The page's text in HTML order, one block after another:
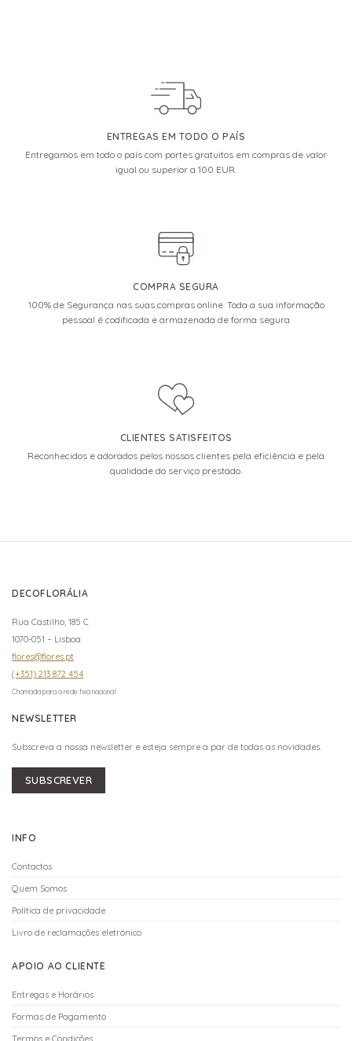
ENTREGAS EM TODO O PAÍS
Entregamos em todo o país com portes gratuitos em compras de valor
igual ou superior a 100 EUR.
COMPRA SEGURA
100% de Segurança nas suas compras online. Toda a sua informação
pessoal é codificada e armazenada de forma segura
CLIENTES SATISFEITOS
Reconhecidos e adorados pelos nossos clientes pela eficiência e pela
qualidade do serviço prestado.
DECOFLORÁLIA
Rua Castilho, 185 C
1070-051 – Lisboa
flores@flores.pt
(+351) 213 872 454
Chamada para a rede fixa nacional
NEWSLETTER
Subscreva a nossa newsletter e esteja sempre a par de todas as novidades.
SUBSCREVER
INFO
Contactos
Quem Somos
Política de privacidade
Livro de reclamações eletrónico
APOIO AO CLIENTE
Entregas e Horários
Formas de Pagamento
Termos e Condições